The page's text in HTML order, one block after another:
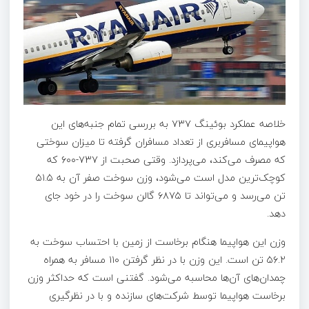
خلاصه عملکرد بوئینگ ۷۳۷ به بررسی تمام جنبه‌های این
هواپیمای مسافربری از تعداد مسافران گرفته تا میزان سوختی
که مصرف می‌کند، می‌پردازد. وقتی صحبت از ۷۳۷-۶۰۰ که
کوچک‌ترین مدل است می‌شود، وزن سوخت صفر آن به ۵۱.۵
تن می‌رسد و می‌تواند تا ۶۸۷۵ گالن سوخت را در خود جای
دهد.
وزن این هواپیما هنگام برخاست از زمین با احتساب سوخت به
۵۶.۲ تن است. این وزن با در نظر گرفتن ۱۱۰ مسافر به همراه
چمدان‌های آن‌ها محاسبه می‌شود. گفتنی است که حداکثر وزن
برخاست هواپیما توسط شرکت‌های سازنده و با در نظرگیری